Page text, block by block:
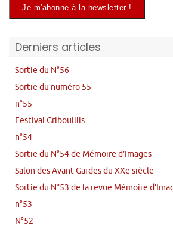
Derniers articles
Sortie du N°56
Sortie du numéro 55
n°55
Festival Gribouillis
n°54
Sortie du N°54 de Mémoire d’Images
Salon des Avant-Gardes du XXe siècle
Sortie du N°53 de la revue Mémoire
n°53
N°52